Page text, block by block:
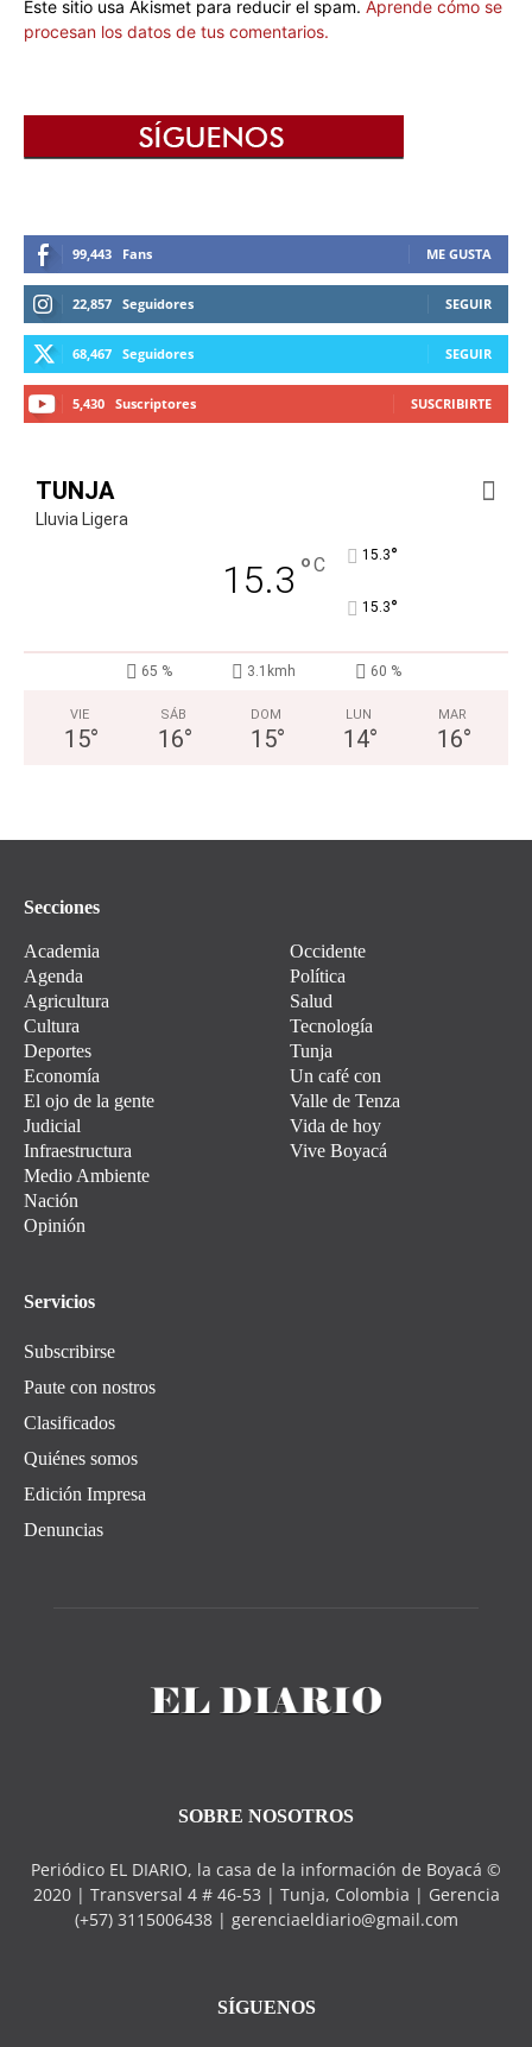
Este sitio usa Akismet para reducir el spam. Aprende cómo se
procesan los datos de tus comentarios.
99,443 Fans ME GUSTA
22,857 Seguidores SEGUIR
68,467 Seguidores SEGUIR
5,430 Suscriptores SUSCRIBIRTE
TUNJA
Lluvia Ligera
15.3 °C 15.3°
15.3°
65 % 3.1kmh 60 %
VIE
15°
SÁB
16°
DOM
15°
LUN
14°
MAR
16°
Secciones
Academia
Agenda
Agricultura
Cultura
Deportes
Economía
El ojo de la gente
Judicial
Infraestructura
Medio Ambiente
Nación
Opinión
Occidente
Política
Salud
Tecnología
Tunja
Un café con
Valle de Tenza
Vida de hoy
Vive Boyacá
Servicios
Subscribirse
Paute con nostros
Clasificados
Quiénes somos
Edición Impresa
Denuncias
SOBRE NOSOTROS
Periódico EL DIARIO, la casa de la información de Boyacá ©
2020 | Transversal 4 # 46-53 | Tunja, Colombia | Gerencia
(+57) 3115006438 | gerenciaeldiario@gmail.com
SÍGUENOS